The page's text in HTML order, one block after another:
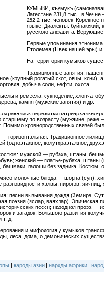
КУМЫКИ, къумукъ
Дагестане 231,8 тыс., в
282,2 тыс. человек. Коренное
языке. Диалекты: буйнакский,
русского алфавита.
Первые упоминания этнонима
Птолемея (II век нашей эры) и
На территории кумыков
Традиционные занятия:
(крупный рогатый скот, овцы, кони),
добыча соли, нефти, охота.
и ремёсла: сукноделие,
камня (мужские занятия) и др.
пережитки
старшему по возрасту (мужчине,
Помимо кровнородственных связей
горизонтальная. Традиционное
(одноэтажное, полутораэтажное,
мужской — рубаха, штаны,
женский — платье-рубаха, штаны
башмаки, галоши без задника. Костюм,
молочные блюда — шорпа (суп),
разновидности халвы, пирогов, яичниц,
песни вызывания дождя (Земире,
поэзия (яслар, ваяхлар). Эпическая
песен; народная проза —
и загадок. Большого развития
т. д.
и мифология у кумыков
леса, дома, о демонических
| народы азии| народы африки|